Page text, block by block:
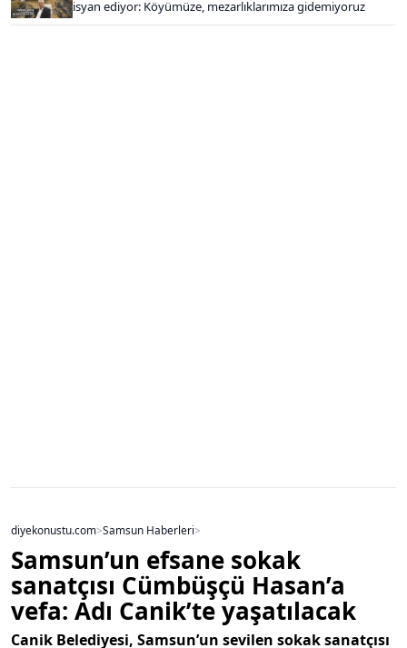
isyan ediyor: Köyümüze, mezarlıklarımıza gidemiyoruz
diyekonustu.com>Samsun Haberleri>
Samsun’un efsane sokak
sanatçısı Cümbüşçü Hasan’a
vefa: Adı Canik’te yaşatılacak
Canik Belediyesi, Samsun’un sevilen sokak sanatçısı